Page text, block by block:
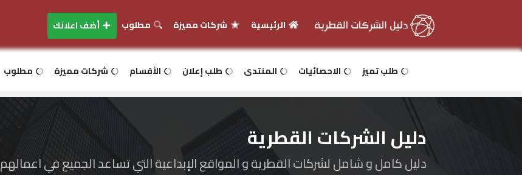
دخول
الرئيسية شركات مميزة مطلوب أضف اعلانك
طلب تميز الاحصائيات المنتدى طلب إعلان الأقسام شركات مميزة مطلوب
دليل الشركات القطرية
دليل كامل و شامل لشركات القطرية و المواقع الإبداعية التي تساعد الجميع في اعمالهم